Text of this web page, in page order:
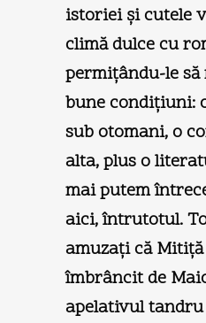
istoriei şi cutele
climă dulce cu
permiţându-le să
bune condiţiuni:
sub otomani, o
alta, plus o
mai putem
aici, întrutotul.
amuzaţi că
îmbrâncit de
apelativul tandru